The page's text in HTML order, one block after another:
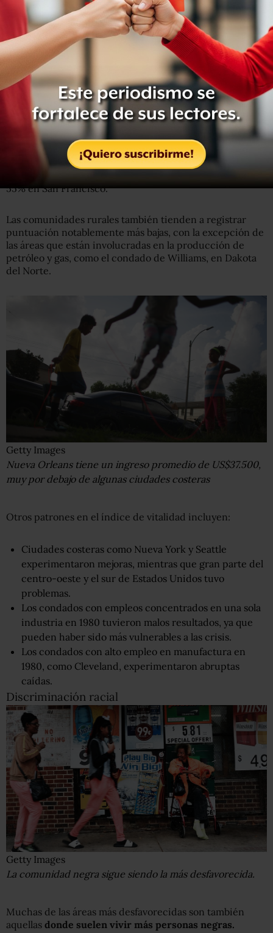
¿Qué explica estas diferencias?
El niveleducativo
es uno de los indicadores más
importantes sobre la vitalidad de un área.
Los lugares con bajas tasas de finalización de la escuela
secundaria y estudios universitarios tienden a tener
mayores dificultades.
¿Realmente va tan bien la economía de Estados
Unidos como dice Donald Trump?
Por ejemplo, en Detroit solo el 30% de los residentes
55% en San Francisco.
Las comunidades rurales también tienden a registrar
puntuación notablemente más bajas, con la excepción de
las áreas que están involucradas en la producción de
petróleo y gas, como el condado de Williams, en Dakota
del Norte.
Getty Images
Nueva Orleans tiene un ingreso promedio de US$37.500,
muy por debajo de algunas ciudades costeras
Otros patrones en el índice de vitalidad incluyen:
Ciudades costeras como Nueva York y Seattle
experimentaron mejoras, mientras que gran parte del
centro-oeste y el sur de Estados Unidos tuvo
problemas.
Los condados con empleos concentrados en una sola
industria en 1980 tuvieron malos resultados, ya que
pueden haber sido más vulnerables a las crisis.
Los condados con alto empleo en manufactura en
1980, como Cleveland, experimentaron abruptas
caídas.
Discriminación racial
Getty Images
La comunidad negra sigue siendo la más desfavorecida.
Muchas de las áreas más desfavorecidas son también
aquellas donde suelen vivir más personas negras.